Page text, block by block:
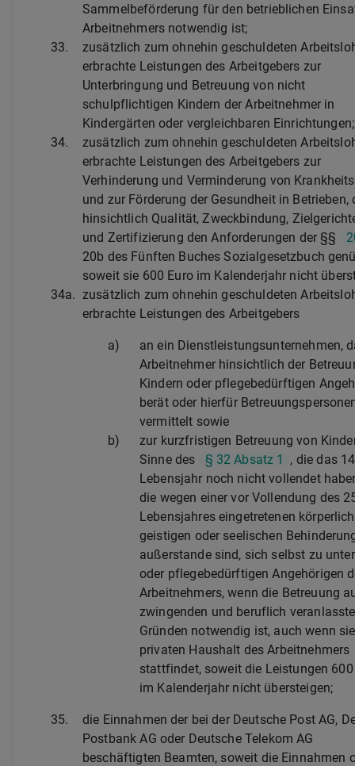
Sammelbeförderung für den betrieblichen
Arbeitnehmers notwendig ist;
33.
zusätzlich zum ohnehin geschuldeten
erbrachte Leistungen des Arbeitgebers zur
Unterbringung und Betreuung von nicht
schulpflichtigen Kindern der Arbeitnehmer in
Kindergärten oder vergleichbaren Einrichtungen;
34.
zusätzlich zum ohnehin geschuldeten
erbrachte Leistungen des Arbeitgebers zur
Verhinderung und Verminderung von
und zur Förderung der Gesundheit in Betrieben,
hinsichtlich Qualität, Zweckbindung,
und Zertifizierung den Anforderungen der §§
20b des Fünften Buches Sozialgesetzbuch
soweit sie 600 Euro im Kalenderjahr nicht
34a. zusätzlich zum ohnehin geschuldeten
erbrachte Leistungen des Arbeitgebers
a)
an ein Dienstleistungsunternehmen,
Arbeitnehmer hinsichtlich der
Kindern oder pflegebedürftigen
berät oder hierfür
vermittelt sowie
b)
zur kurzfristigen Betreuung von
Sinne des
§ 32 Absatz 1
, die das
Lebensjahr noch nicht vollendet
die wegen einer vor Vollendung des
Lebensjahres eingetretenen
geistigen oder seelischen
außerstande sind, sich selbst zu
oder pflegebedürftigen Angehörigen
Arbeitnehmers, wenn die Betreuung
zwingenden und beruflich
Gründen notwendig ist, auch wenn
privaten Haushalt des Arbeitnehmers
stattfindet, soweit die Leistungen 600
im Kalenderjahr nicht übersteigen;
35.
die Einnahmen der bei der Deutsche Post AG,
Postbank AG oder Deutsche Telekom AG
beschäftigten Beamten, soweit die Einnahmen